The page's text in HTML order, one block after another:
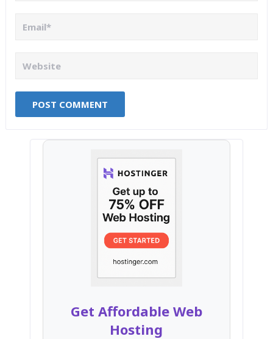
Get Affordable Web
Hosting